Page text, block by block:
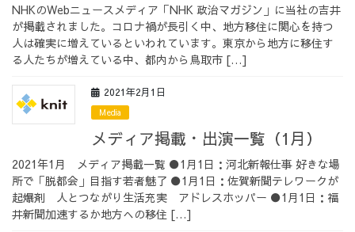
NHKのWebニュースメディア「NHK 政治マガジン」に当社の吉井
が掲載されました。コロナ禍が長引く中、地方移住に関心を持つ
人は確実に増えているといわれています。東京から地方に移住す
る人たちが増えている中、都内から鳥取市 […]
2021年2月1日
Media
メディア掲載・出演一覧（1月）
2021年1月 メディア掲載一覧 ●1月1日：河北新報仕事 好きな場
所で「脱都会」目指す若者魅了 ●1月1日：佐賀新聞テレワークが
起爆剤 人とつながり生活充実 アドレスホッパー ●1月1日：福
井新聞加速するか地方への移住 […]